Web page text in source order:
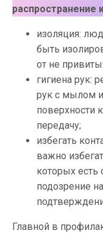
распространение
изоляция:
быть
от не
гигиена рук:
рук с мылом и
поверхности
передачу;
избегать
важно
которых есть
подозрение
Главной в